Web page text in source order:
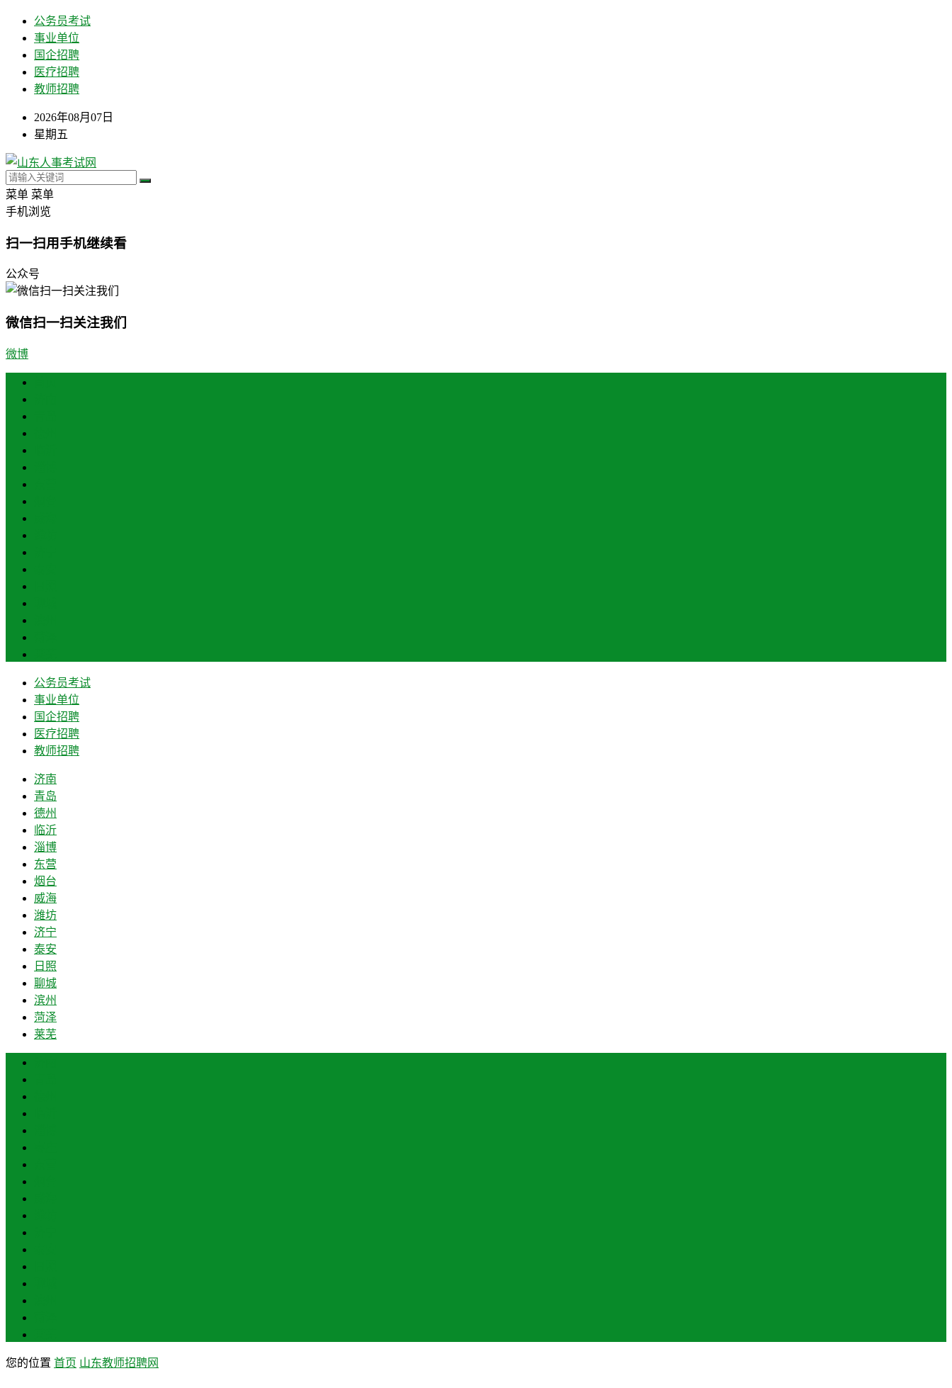
公务员考试
事业单位
国企招聘
医疗招聘
教师招聘
2026年08月07日
星期五
菜单 菜单
手机浏览
扫一扫用手机继续看
公众号
微信扫一扫关注我们
微博
公务员考试
事业单位
国企招聘
医疗招聘
教师招聘
济南
青岛
德州
临沂
淄博
东营
烟台
威海
潍坊
济宁
泰安
日照
聊城
滨州
菏泽
莱芜
您的位置 首页 山东教师招聘网